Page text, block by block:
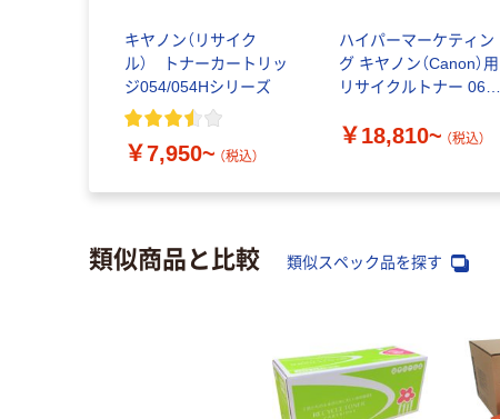
キヤノン（リサイク
ル） トナーカートリッ
ジ054/054Hシリーズ
￥7,950~ （税込）
ハイパーマーケティン
グ キヤノン（Canon）用
リサイクルトナー 069H
￥18,810~ （税込）
類似商品と比較 類似スペック品を探す